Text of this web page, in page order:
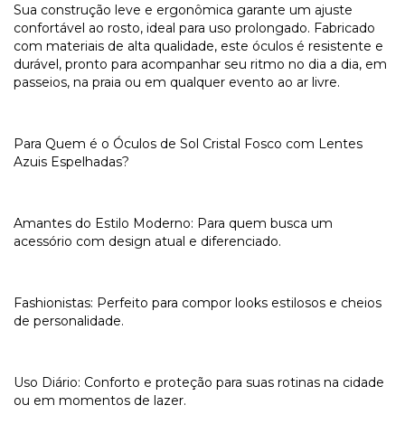
Sua construção leve e ergonômica garante um ajuste
confortável ao rosto, ideal para uso prolongado. Fabricado
com materiais de alta qualidade, este óculos é resistente e
durável, pronto para acompanhar seu ritmo no dia a dia, em
passeios, na praia ou em qualquer evento ao ar livre.
Para Quem é o Óculos de Sol Cristal Fosco com Lentes
Azuis Espelhadas?
Amantes do Estilo Moderno: Para quem busca um
acessório com design atual e diferenciado.
Fashionistas: Perfeito para compor looks estilosos e cheios
de personalidade.
Uso Diário: Conforto e proteção para suas rotinas na cidade
ou em momentos de lazer.